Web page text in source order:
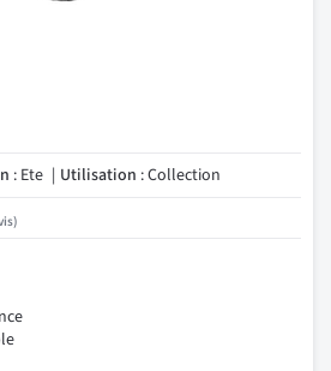
: Ete Utilisation : Collection